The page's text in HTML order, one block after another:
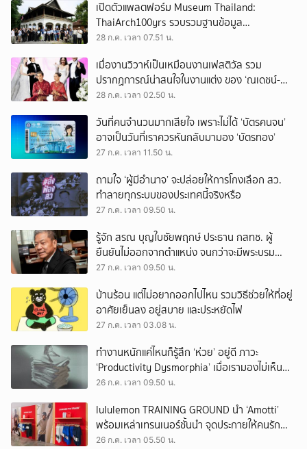
เปิดตัวแพลตฟอร์ม Museum Thailand:
ThaiArch100yrs รวบรวมฐานข้อมูล
สถาปัตยกรรม 100 ปีภาคเหนือ มุ่งขับเคลื่อน
28 ก.ค. เวลา 07.51 น.
เมื่องานวิวาห์เป็นเหมือนงานเฟสติวัล รวม
ปรากฏการณ์น่าสนใจในงานแต่ง ของ ‘ณเดชน์-
ญาญ่า’ ทั้ง 3 ครั้ง
28 ก.ค. เวลา 02.50 น.
วันที่คนจำนวนมากเสียใจ เพราะไม่ได้ ‘บัตรคนจน’
อาจเป็นวันที่เราควรหันกลับมามอง ‘บัตรทอง’
27 ก.ค. เวลา 11.50 น.
ถามใจ ‘ผู้มีอำนาจ’ จะปล่อยให้การโกงเลือก สว.
ทำลายทุกระบบของประเทศนี้จริงหรือ
27 ก.ค. เวลา 09.50 น.
รู้จัก สรณ บุญใบชัยพฤกษ์ ประธาน กสทช. ผู้
ยืนยันไม่ออกจากตำแหน่ง จนกว่าจะมีพระบรม
ราชโองการโปรดเกล้าฯ
27 ก.ค. เวลา 09.50 น.
บ้านร้อน แต่ไม่อยากออกไปไหน รวมวิธีช่วยให้ที่อยู่
อาศัยเย็นลง อยู่สบาย และประหยัดไฟ
27 ก.ค. เวลา 03.08 น.
ทำงานหนักแค่ไหนก็รู้สึก ‘ห่วย’ อยู่ดี ภาวะ
‘Productivity Dysmorphia’ เมื่อเรามองไม่เห็น
ความสำเร็จของตัวเอง
26 ก.ค. เวลา 09.50 น.
lululemon TRAINING GROUND นำ ‘Amotti’
พร้อมเหล่าเทรนเนอร์ชั้นนำ จุดประกายให้คนรัก
สุขภาพ ผ่านแนวคิด ‘Yet’
26 ก.ค. เวลา 05.50 น.